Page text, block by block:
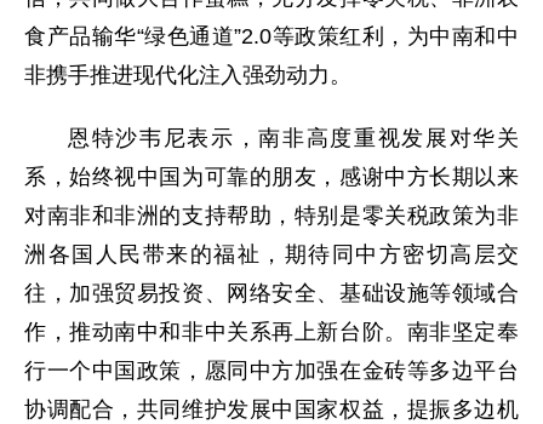
食产品输华“绿色通道”2.0等政策红利，为中南和中
非携手推进现代化注入强劲动力。
恩特沙韦尼表示，南非高度重视发展对华关
系，始终视中国为可靠的朋友，感谢中方长期以来
对南非和非洲的支持帮助，特别是零关税政策为非
洲各国人民带来的福祉，期待同中方密切高层交
往，加强贸易投资、网络安全、基础设施等领域合
作，推动南中和非中关系再上新台阶。南非坚定奉
行一个中国政策，愿同中方加强在金砖等多边平台
协调配合，共同维护发展中国家权益，提振多边机